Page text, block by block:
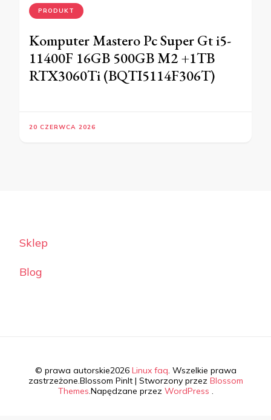
PRODUKT
Komputer Mastero Pc Super Gt i5-
11400F 16GB 500GB M2 +1TB
RTX3060Ti (BQTI5114F306T)
20 CZERWCA 2026
Sklep
Blog
© prawa autorskie2026 Linux faq. Wszelkie prawa
zastrzeżone.Blossom PinIt | Stworzony przez Blossom
Themes.Napędzane przez WordPress .